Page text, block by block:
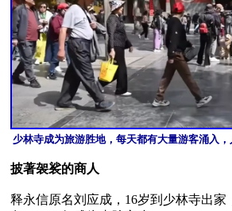
少林寺成为旅游胜地，每天都有大量游客涌入，
披著袈裟的商人
释永信原名刘应成，16岁到少林寺出家